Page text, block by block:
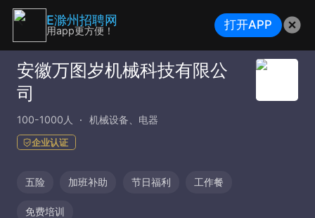
安徽万图岁机械科技有限公
司
100-1000人 机械设备、电器
企业认证
五险 加班补助 节日福利 工作餐
免费培训
E滁州招聘网
用app更方便！ 打开APP